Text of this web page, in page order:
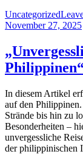
Uncategorized
November 27, 2025
In diesem Artikel
auf den Philippinen.
Strände bis hin zu
Besonderheiten –
unvergessliche
der philippinischen